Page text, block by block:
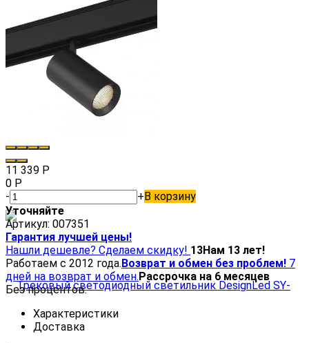
11 339 Р
0 Р
-
+В корзину
Уточняйте
Артикул: 007351
Гарантия лучшей цены!
Нашли дешевле? Сделаем скидку! 13Нам 13 лет!
Работаем с 2012 года.Возврат и обмен без проблем! 7
дней на возврат и обмен.Рассрочка на 6 месяцев
Без процентов.
Характеристики
Доставка